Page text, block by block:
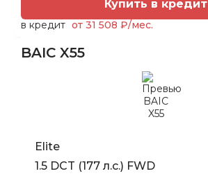
Купить в кредит
в кредит от 31 508 ₽/мес.
BAIC X55
Elite
1.5 DCT (177 л.с.) FWD